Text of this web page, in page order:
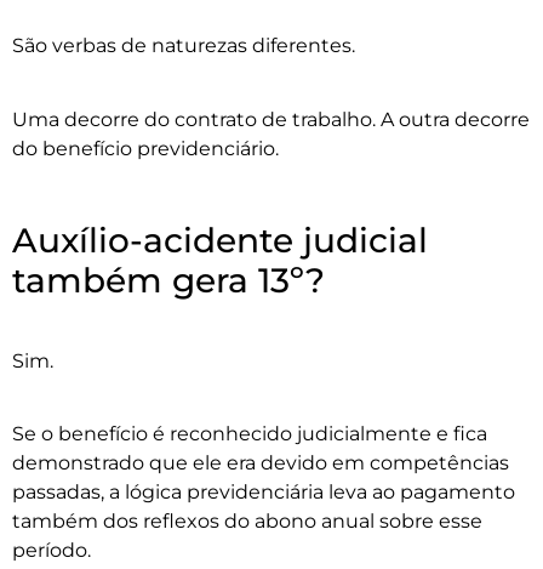
São verbas de naturezas diferentes.
Uma decorre do contrato de trabalho. A outra decorre
do benefício previdenciário.
Auxílio-acidente judicial
também gera 13º?
Sim.
Se o benefício é reconhecido judicialmente e fica
demonstrado que ele era devido em competências
passadas, a lógica previdenciária leva ao pagamento
também dos reflexos do abono anual sobre esse
período.